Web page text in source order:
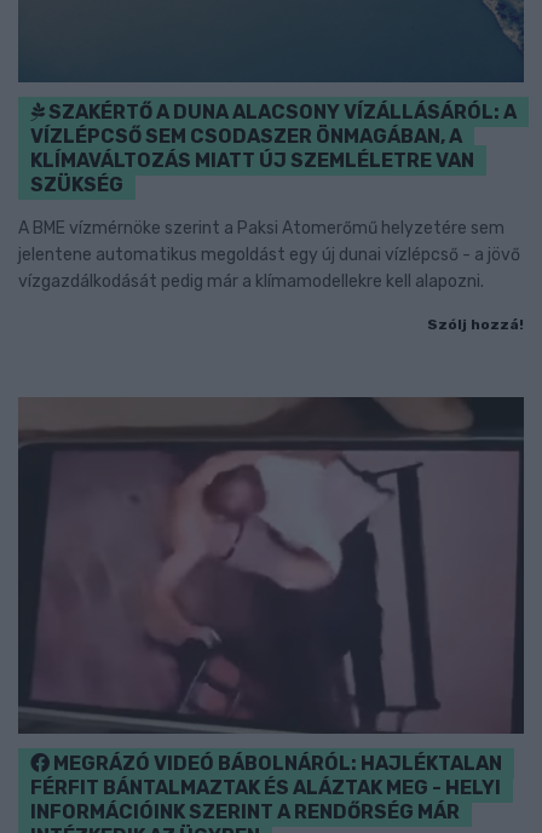
SZAKÉRTŐ A DUNA ALACSONY VÍZÁLLÁSÁRÓL: A
VÍZLÉPCSŐ SEM CSODASZER ÖNMAGÁBAN, A
KLÍMAVÁLTOZÁS MIATT ÚJ SZEMLÉLETRE VAN
SZÜKSÉG
A BME vízmérnöke szerint a Paksi Atomerőmű helyzetére sem
jelentene automatikus megoldást egy új dunai vízlépcső - a jövő
vízgazdálkodását pedig már a klímamodellekre kell alapozni.
Szólj hozzá!
MEGRÁZÓ VIDEÓ BÁBOLNÁRÓL: HAJLÉKTALAN
FÉRFIT BÁNTALMAZTAK ÉS ALÁZTAK MEG - HELYI
INFORMÁCIÓINK SZERINT A RENDŐRSÉG MÁR